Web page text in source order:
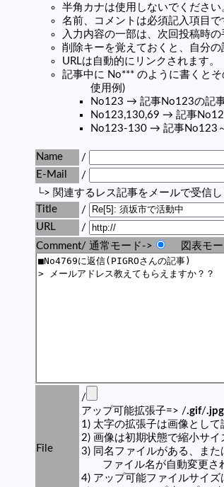
半角カナは使用しないでください
名前、コメントは必須記入項目で
入力内容の一部は、次回投稿時
削除キーを覚えておくと、自分の
URLは自動的にリンクされます。
記事中に No*** のように書くと
使用例)
No123 → 記事No123の記事
No123,130,69 → 記事
No123-130 → 記事No123
Name
/
E-Mail
/
└> 関連するレス記事をメールで受信し
Title
/
URL
/
Comment/ 通常モード->
図表モー
File
/
アップ可能拡張子=> /.gif/.jpg
1) 太字の拡張子は画像として
2) 画像は初期状態で縮小サ
3) 同名ファイルがある、また
ファイル名が自動変更さ
4) アップ可能ファイルサイズ